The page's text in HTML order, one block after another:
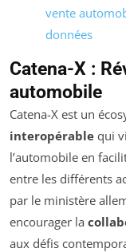
vente
données
Catena-X :
automobile
Catena-X est un
interopérable qui
l’automobile en
entre les différents
par le ministère
encourager la
aux défis